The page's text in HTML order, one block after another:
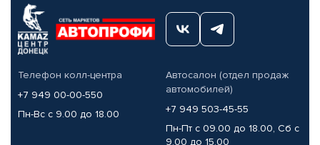
Телефон колл-центра
+7 949 00-00-550
Пн-Вс с 9.00 до 18.00
Автосалон (отдел продаж
автомобилей)
+7 949 503-45-55
Пн-Пт с 09.00 до 18.00, Сб с
9.00 до 15.00